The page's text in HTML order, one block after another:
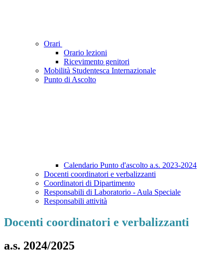
Orari
Orario lezioni
Ricevimento genitori
Mobilità Studentesca Internazionale
Punto di Ascolto
Calendario Punto d'ascolto a.s. 2023-2024
Docenti coordinatori e verbalizzanti
Coordinatori di Dipartimento
Responsabili di Laboratorio - Aula Speciale
Responsabili attività
Docenti coordinatori e verbalizzanti
a.s. 2024/2025